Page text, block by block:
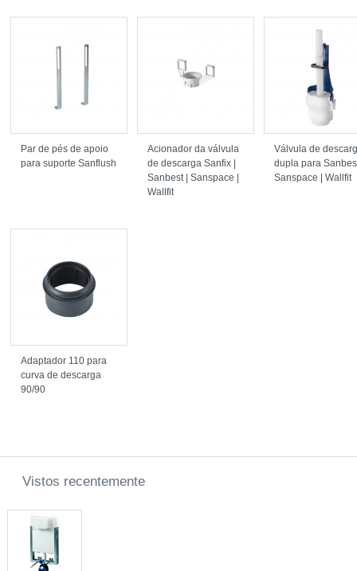
entre o autoclismo e a paredede revestimento
Pressão de trabalho: Recomendada 1 a 5 bar
4A033
Par de pés de apoio
para suporte Sanflush
Acionador da válvula
de descarga Sanfix |
Sanbest | Sanspace |
Wallfit
Válvula de
dupla para
Sanspace | Wallfit
Adaptador 110 para
curva de descarga
90/90
Vistos recentemente